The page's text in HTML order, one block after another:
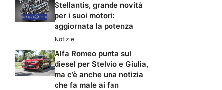
Stellantis, grande novità
per i suoi motori:
aggiornata la potenza
Notizie
Alfa Romeo punta sul
diesel per Stelvio e Giulia,
ma c’è anche una notizia
che fa male ai fan